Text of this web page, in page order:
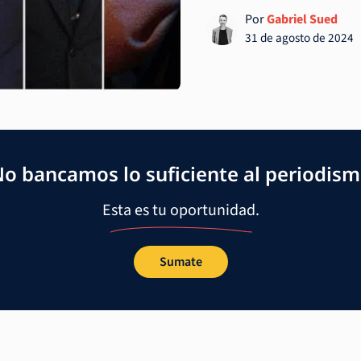
PorGabriel Sued
31 de agosto de 2024
bancamos lo suficiente al
Esta es tu oportunidad.
Sumate